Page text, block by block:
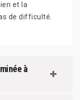
et la
de difficulté.
à